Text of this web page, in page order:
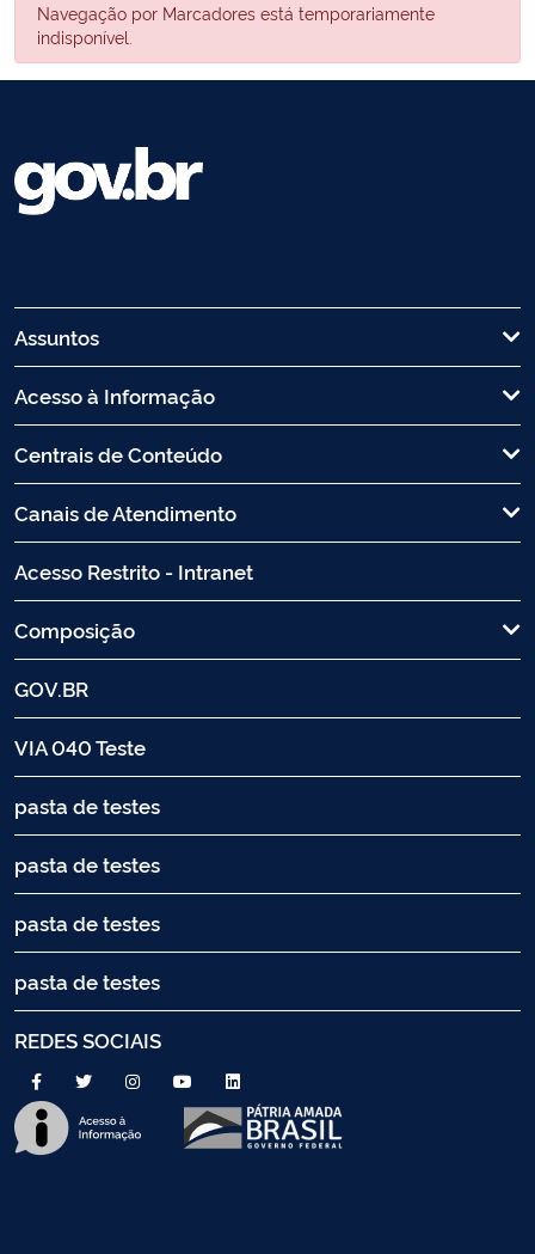
Navegação por Marcadores está temporariamente
indisponível.
Assuntos
Acesso à Informação
Centrais de Conteúdo
Canais de Atendimento
Acesso Restrito - Intranet
Composição
GOV.BR
VIA 040 Teste
pasta de testes
pasta de testes
pasta de testes
pasta de testes
REDES SOCIAIS